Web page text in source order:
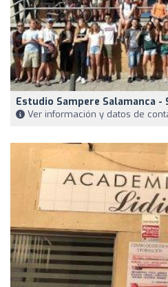
Estudio Sampere Salamanca -
Ver información y datos de